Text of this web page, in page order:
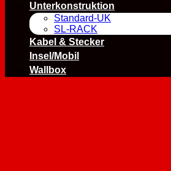
Unterkonstruktion
Standard-UK
SL-RACK
Kabel & Stecker
Insel/Mobil
Wallbox